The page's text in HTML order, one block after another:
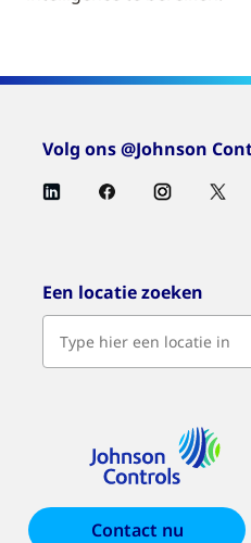
Volg ons @Johnson
Een locatie zoeken
Contact nu